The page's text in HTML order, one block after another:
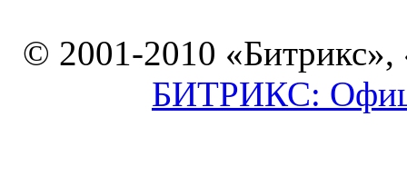
© 2001-2010 «Битрикс»,
БИТРИКС: